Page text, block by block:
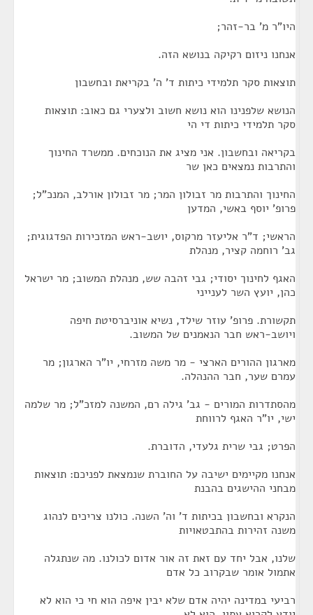
היו"ר מ' בר-זהר;
אנחנו ניזום רקיקה בנושא הזה.
תוצאות סקר תלמידי כיתות ד' ה' בקריאת ובחשבון
הנושא שלפנינו הוא נושא חשוב ולצערי גם כאוב: תוצאות
סקר תלמידי כיתות די הי
בקריאה ובחשבון. אני מציג את הנוכחים. ממשרד החינוך
והתרבות נמצאים כאן שר
החינוך והתרבות מר זבולון המר; מר זבולון אורלב, המנכ"ל;
פרופ' יוסף באשי, המדען
הראשי; ד"ר אליעזר מרקוס, יושב-ראש המזכירות הפדגוגית;
גב' רוחמה קציר, מנהלת
האגף לחינוך יסודי; גבי זהבה שש, מנהלת המשוב; מר ישראל
כהן, יועץ השר לענייני
תקשורת. פרופ' עוזר שילד, נשיא אוניברסיטת חיפה
ויושב-ראש חבר הנאמנים של המשוב.
מארגון ההורים הארצי - מר משה מזרחי, יו"ר הארגון; מר
עמרם שער, חבר ההנהלה.
מהסתדרות המורים - גב' גילה רם, המשנה למזכ"ל; מר שלמה
ישי, יו"ר האגף לרווחת
הפרט; גבי שרית גלעדי, הדוברת.
אנחנו מקיימים ישיבה על החוברת שנמצאת לפניכם: תוצאות
מבחני ההישגים בהבנת
הנקרא ובחשבון בכיתות ד' וה' השנה. כולנו צריכים לנהוג
משנה זהירות בהתבטאויות
שלנו, אבל יחד עם זאת זה אור אדום לכולנו. מה שנתגלה
אתמול אומר שבקרוב כל אדם
רביעי במדינה יהיה אדם שלא יבין איפה הוא חי כי הוא לא